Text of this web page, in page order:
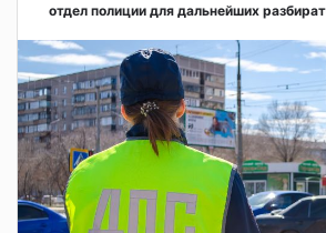
отдел полиции для дальнейших